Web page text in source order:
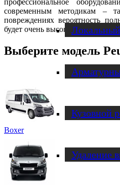
Кузовной
Удаление
профессиональное
современным методикам –
повреждениях вероятность
будет очень высокой!
Выберите модель
Boxer